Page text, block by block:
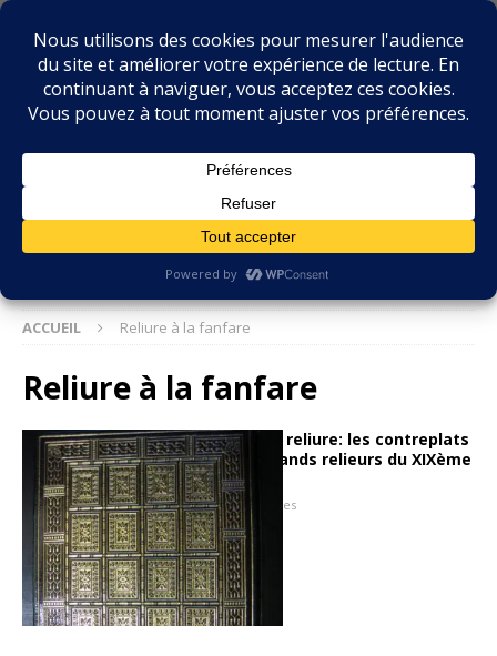
BIBLIOPHILIE.COM
LE BLOG DU BIBLIOPHILE, DES BIBLIOPHILES, DE LA
ACCUEIL Reliure à la fanfare
Reliure à la fanfare
Connaissance de la reliure: les contreplats
à la fanfare des grands relieurs du XIXème
siècle
28 juillet 2012 Hugues